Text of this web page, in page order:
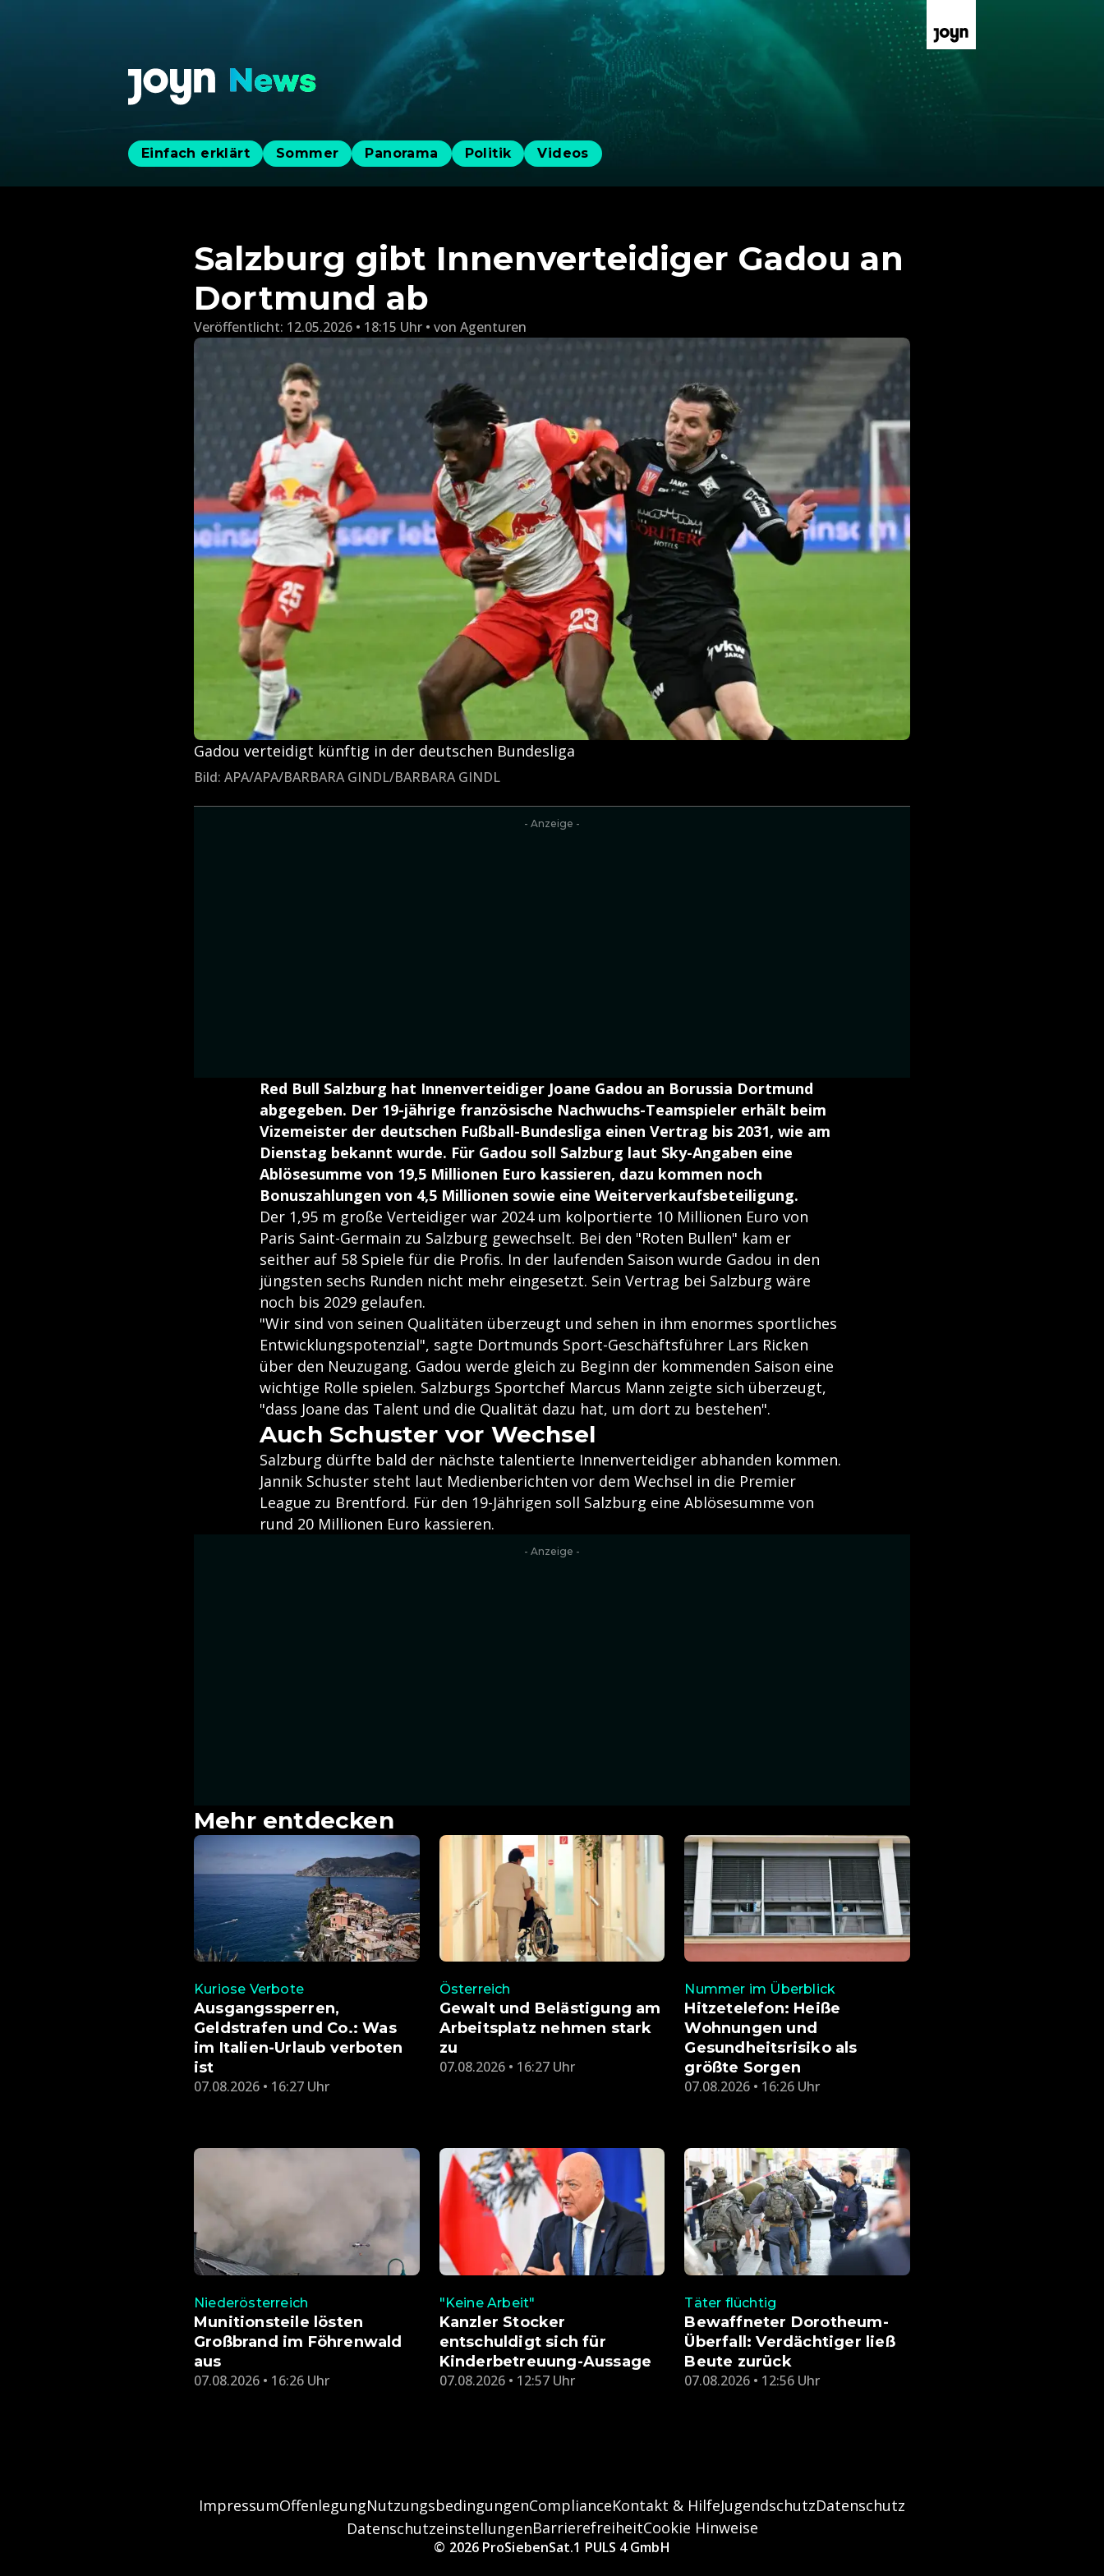
Einfach erklärt Sommer Panorama Politik Videos
Salzburg gibt Innenverteidiger Gadou an
Dortmund ab
Veröffentlicht: 12.05.2026 • 18:15 Uhr von Agenturen
Gadou verteidigt künftig in der deutschen Bundesliga
Bild: APA/APA/BARBARA GINDL/BARBARA GINDL
- Anzeige -
Red Bull Salzburg hat Innenverteidiger Joane Gadou an Borussia Dortmund
abgegeben. Der 19-jährige französische Nachwuchs-Teamspieler erhält beim
Vizemeister der deutschen Fußball-Bundesliga einen Vertrag bis 2031, wie am
Dienstag bekannt wurde. Für Gadou soll Salzburg laut Sky-Angaben eine
Ablösesumme von 19,5 Millionen Euro kassieren, dazu kommen noch
Bonuszahlungen von 4,5 Millionen sowie eine Weiterverkaufsbeteiligung.
Der 1,95 m große Verteidiger war 2024 um kolportierte 10 Millionen Euro von
Paris Saint-Germain zu Salzburg gewechselt. Bei den "Roten Bullen" kam er
seither auf 58 Spiele für die Profis. In der laufenden Saison wurde Gadou in den
jüngsten sechs Runden nicht mehr eingesetzt. Sein Vertrag bei Salzburg wäre
noch bis 2029 gelaufen.
"Wir sind von seinen Qualitäten überzeugt und sehen in ihm enormes sportliches
Entwicklungspotenzial", sagte Dortmunds Sport-Geschäftsführer Lars Ricken
über den Neuzugang. Gadou werde gleich zu Beginn der kommenden Saison eine
wichtige Rolle spielen. Salzburgs Sportchef Marcus Mann zeigte sich überzeugt,
"dass Joane das Talent und die Qualität dazu hat, um dort zu bestehen".
Auch Schuster vor Wechsel
Salzburg dürfte bald der nächste talentierte Innenverteidiger abhanden kommen.
Jannik Schuster steht laut Medienberichten vor dem Wechsel in die Premier
League zu Brentford. Für den 19-Jährigen soll Salzburg eine Ablösesumme von
rund 20 Millionen Euro kassieren.
- Anzeige -
Mehr entdecken
Kuriose Verbote
Ausgangssperren,
Geldstrafen und Co.: Was
im Italien-Urlaub verboten
ist
07.08.2026 • 16:27 Uhr
Österreich
Gewalt und Belästigung am
Arbeitsplatz nehmen stark
zu
07.08.2026 • 16:27 Uhr
Nummer im Überblick
Hitzetelefon: Heiße
Wohnungen und
Gesundheitsrisiko als
größte Sorgen
07.08.2026 • 16:26 Uhr
Niederösterreich
Munitionsteile lösten
Großbrand im Föhrenwald
aus
07.08.2026 • 16:26 Uhr
"Keine Arbeit"
Kanzler Stocker
entschuldigt sich für
Kinderbetreuung-Aussage
07.08.2026 • 12:57 Uhr
Täter flüchtig
Bewaffneter Dorotheum-
Überfall: Verdächtiger ließ
Beute zurück
07.08.2026 • 12:56 Uhr
ImpressumOffenlegungNutzungsbedingungenComplianceKontakt & HilfeJugendschutzDatenschutz
DatenschutzeinstellungenBarrierefreiheitCookie Hinweise
© 2026 ProSiebenSat.1 PULS 4 GmbH